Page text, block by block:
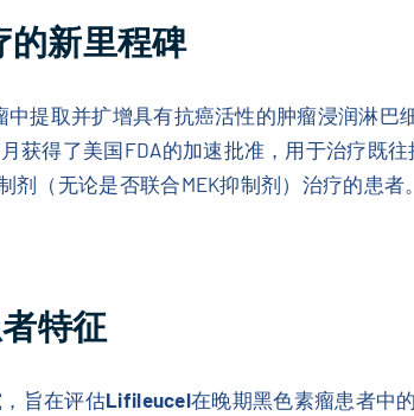
新里程碑
中提取并扩增具有抗癌活性的肿瘤浸润淋巴
获得了美国FDA的加速批准，用于治疗既
剂（无论是否联合MEK抑制剂）治疗的患
特征
旨在评估Lifileucel在晚期黑色素瘤患者中